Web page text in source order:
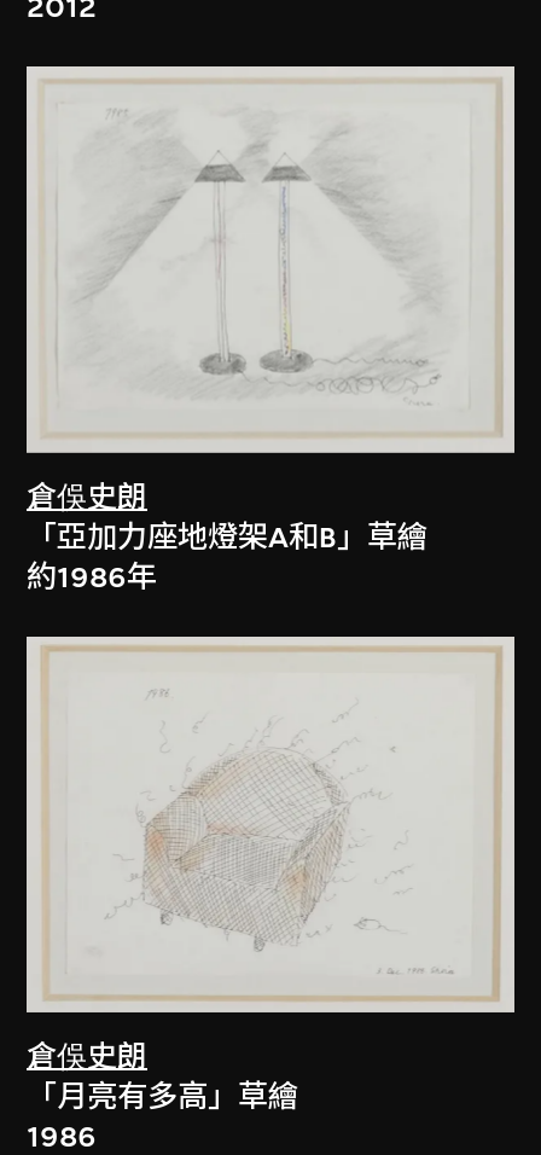
2012
倉俁史朗
「亞加力座地燈架A和B」草繪
約1986年
倉俁史朗
「月亮有多高」草繪
1986